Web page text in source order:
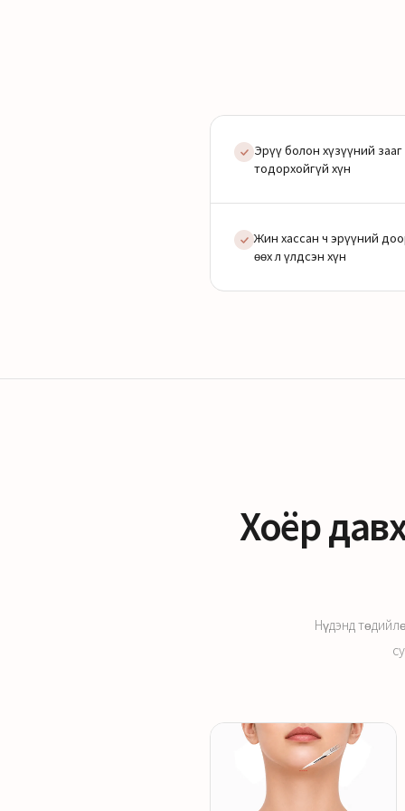
Эрүү болон хүзүүний зааг
тодорхойгүй хүн
Жин хассан ч эрүүний
өөх л үлдсэн хүн
Хоёр
Нүдэнд